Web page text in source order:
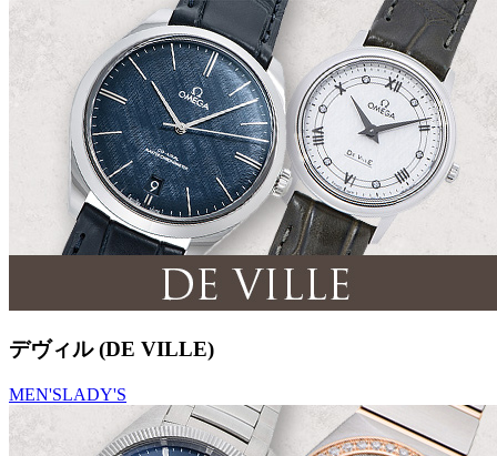
デヴィル (DE VILLE)
MEN'SLADY'S